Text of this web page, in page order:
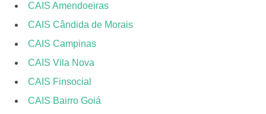
CAIS Amendoeiras
CAIS Cândida de Morais
CAIS Campinas
CAIS Vila Nova
CAIS Finsocial
CAIS Bairro Goiá